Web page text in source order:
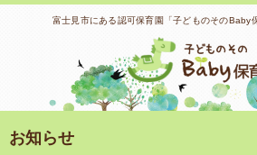
富士見市にある認可保育園「子どものそのBaby
お知らせ